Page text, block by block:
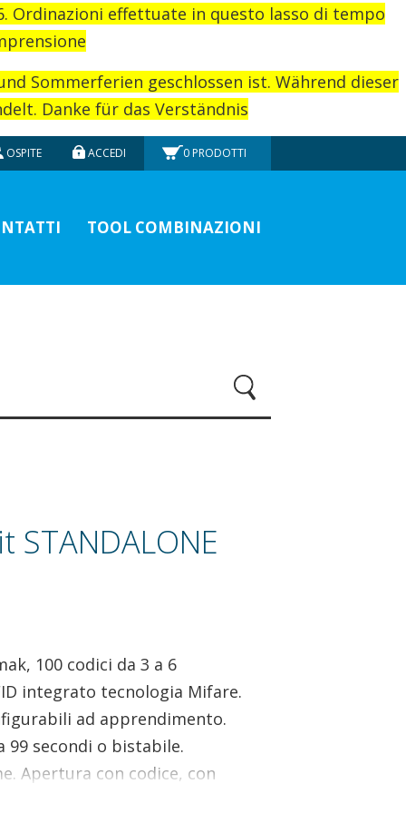
Ordinazioni effettuate in questo lasso di tempo
Sommerferien geschlossen ist. Während dieser
Danke für das Verständnis
OSPITE ACCEDI 0 PRODOTTI
TOOL COMBINAZIONI
100 codici da 3 a 6
integrato tecnologia Mifare.
ad apprendimento.
99 secondi o bistabile.
Apertura con codice, con